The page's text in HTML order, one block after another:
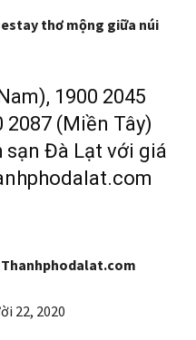
thơ mộng giữa núi
1900 2045
(Miền Tây)
Đà Lạt với giá
Thanhphodalat.com
22, 2020